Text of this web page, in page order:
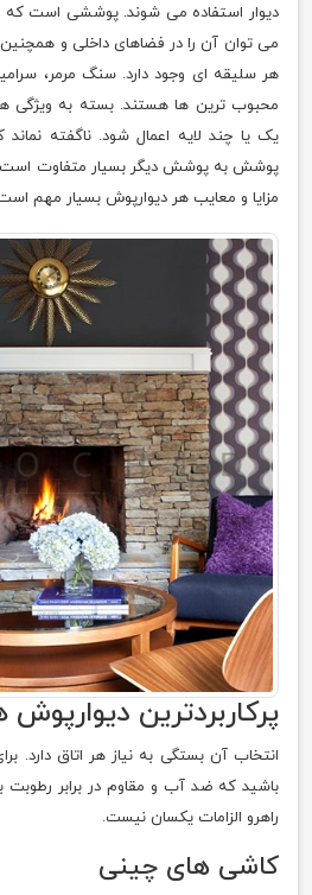
دیوار استفاده می شوند. پوششی است که
می توان آن را در فضاهای داخلی و همچنین
هر سلیقه ای وجود دارد. سنگ مرمر،
محبوب ترین ها هستند. بسته به ویژگی
یک یا چند لایه اعمال شود. ناگفته
پوشش به پوشش دیگر بسیار متفاوت است.
مزایا و معایب هر دیوارپوش بسیار مهم
پرکاربردترین دیوارپوش
انتخاب آن بستگی به نیاز هر اتاق دارد.
باشید که ضد آب و مقاوم در برابر رطوبت
راهرو الزامات یکسان نیست.
کاشی های چینی